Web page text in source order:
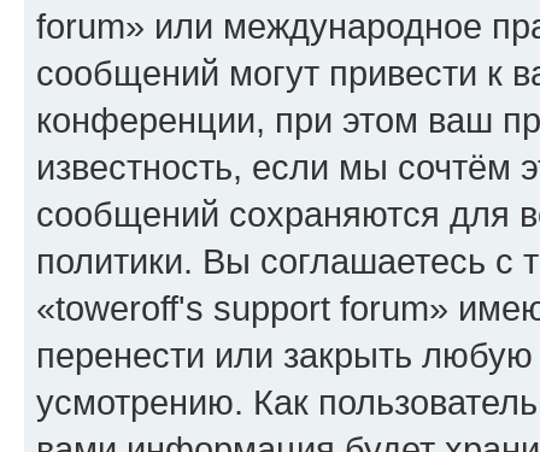
forum» или международное
сообщений могут привести к
конференции, при этом ваш
известность, если мы сочтём
сообщений сохраняются для
политики. Вы соглашаетесь
«toweroff's support forum»
перенести или закрыть
усмотрению. Как